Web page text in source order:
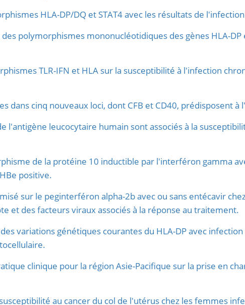
HLA-DP/DQ et STAT4 avec les résultats de
polymorphismes mononucléotidiques des gènes HLA-
TLR-IFN et HLA sur la susceptibilité à l'infection
dans cinq nouveaux loci, dont CFB et CD40, prédisposent
l'antigène leucocytaire humain sont associés à la
de la protéine 10 inductible par l'interféron gamma
positive.
sur le peginterféron alpha-2b avec ou sans entécavir
et des facteurs viraux associés à la réponse au traitement.
variations génétiques courantes du HLA-DP avec
clinique pour la région Asie-Pacifique sur la prise en
au cancer du col de l'utérus chez les femmes